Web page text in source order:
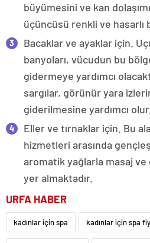
büyümesini ve kan
üçüncüsü renkli ve hasarlı
Bacaklar ve ayaklar için.
banyoları, vücudun bu
gidermeye yardımcı
sargılar, görünür yara
giderilmesine yardımcı olur.
Eller ve tırnaklar için. Bu
hizmetleri arasında
aromatik yağlarla masaj
yer almaktadır.
URFA HABER
kadınlar için spa kadınlar için spa